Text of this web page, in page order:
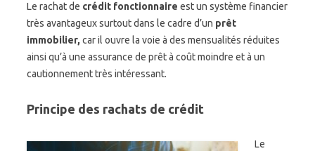
Le rachat de crédit fonctionnaire est un système financier
très avantageux surtout dans le cadre d’un prêt
immobilier, car il ouvre la voie à des mensualités réduites
ainsi qu’à une assurance de prêt à coût moindre et à un
cautionnement très intéressant.
Principe des rachats de crédit
Le